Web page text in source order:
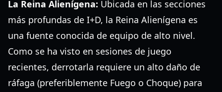
La Reina Alienígena: Ubicada en las secciones
más profundas de I+D, la Reina Alienígena es
una fuente conocida de equipo de alto nivel.
Como se ha visto en sesiones de juego
recientes, derrotarla requiere un alto daño de
ráfaga (preferiblemente Fuego o Choque) para